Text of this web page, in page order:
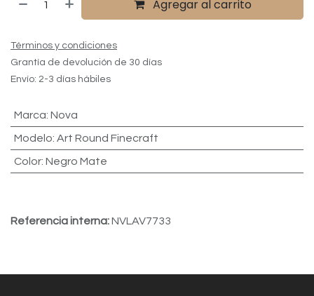
Agregar al carrito
Términos y condiciones
Grantía de devolución de 30 días
Envío: 2-3 días hábiles
Marca: Nova
Modelo: Art Round Finecraft
Color: Negro Mate
Referencia interna:NVLAV7733